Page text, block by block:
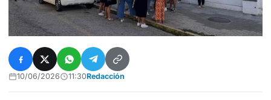
10/06/2026 11:30Redacción